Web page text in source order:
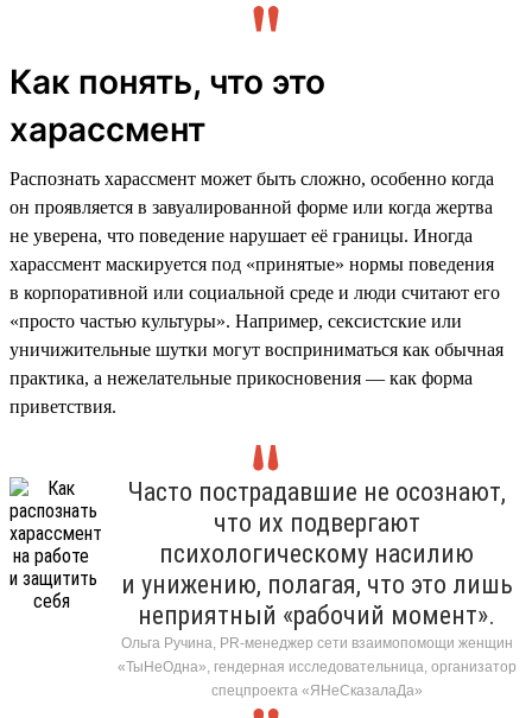
Как понять, что это
харассмент
Распознать харассмент может быть сложно, особенно когда
он проявляется в завуалированной форме или когда жертва
не уверена, что поведение нарушает её границы. Иногда
харассмент маскируется под «принятые» нормы поведения
в корпоративной или социальной среде и люди считают его
«просто частью культуры». Например, сексистские или
уничижительные шутки могут восприниматься как обычная
практика, а нежелательные прикосновения — как форма
приветствия.
Часто пострадавшие не осознают,
что их подвергают
психологическому насилию
и унижению, полагая, что это лишь
неприятный «рабочий момент».
Ольга Ручина, PR-менеджер сети взаимопомощи женщин
«ТыНеОдна», гендерная исследовательница, организатор
спецпроекта «ЯНеСказалаДа»